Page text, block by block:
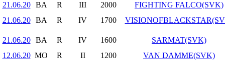
21.06.20
BA R III 2000
FIGHTING FALCO(SVK)
21.06.20
BA R IV 1700
21.06.20 BA R IV 1600
SARMAT(SVK)
12.06.20 MO R II 1200
VAN DAMME(SVK)